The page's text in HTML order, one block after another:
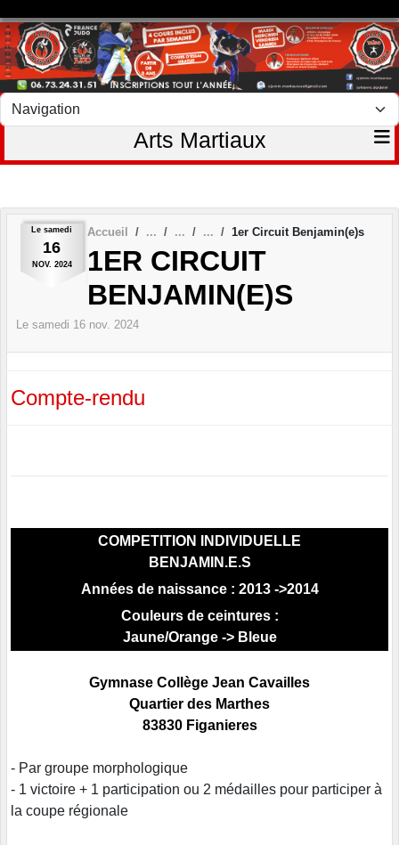
Arts Martiaux
Le samedi
16
NOV. 2024
Accueil 1er Circuit Benjamin(e)s
1ER CIRCUIT
BENJAMIN(E)S
Le samedi 16 nov. 2024
Compte-rendu
COMPETITION INDIVIDUELLE
BENJAMIN.E.S
Années de naissance : 2013 ->2014
Couleurs de ceintures :
Jaune/Orange -> Bleue
Gymnase Collège Jean Cavailles
Quartier des Marthes
83830 Figanieres
- Par groupe morphologique
- 1 victoire + 1 participation ou 2 médailles pour participer à
la coupe régionale